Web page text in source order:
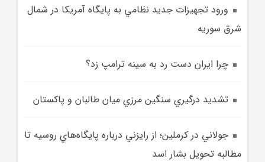
ورود تجهيزات جديد نظامي به پايگاه آمريکا در شمال
شرق سوريه
چرا ايران دست رد به سينه ترامپ زد؟
تشديد درگيري سنگين مرزي ميان طالبان و پاکستان
جولاني در کرملين؛ از رايزني درباره پايگاه‌هاي روسيه تا
مطالبه تحويل بشار اسد